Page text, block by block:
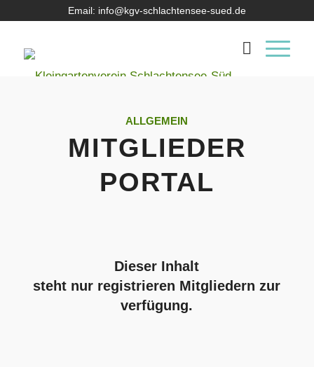
Email: info@kgv-schlachtensee-sued.de
ALLGEMEIN
MITGLIEDER
PORTAL
Dieser Inhalt
steht nur registrieren Mitgliedern zur
verfügung.